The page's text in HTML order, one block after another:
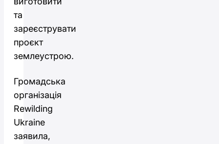
та
зареєструвати
проєкт
землеустрою.
Громадська
організація
Rewilding
Ukraine
заявила,